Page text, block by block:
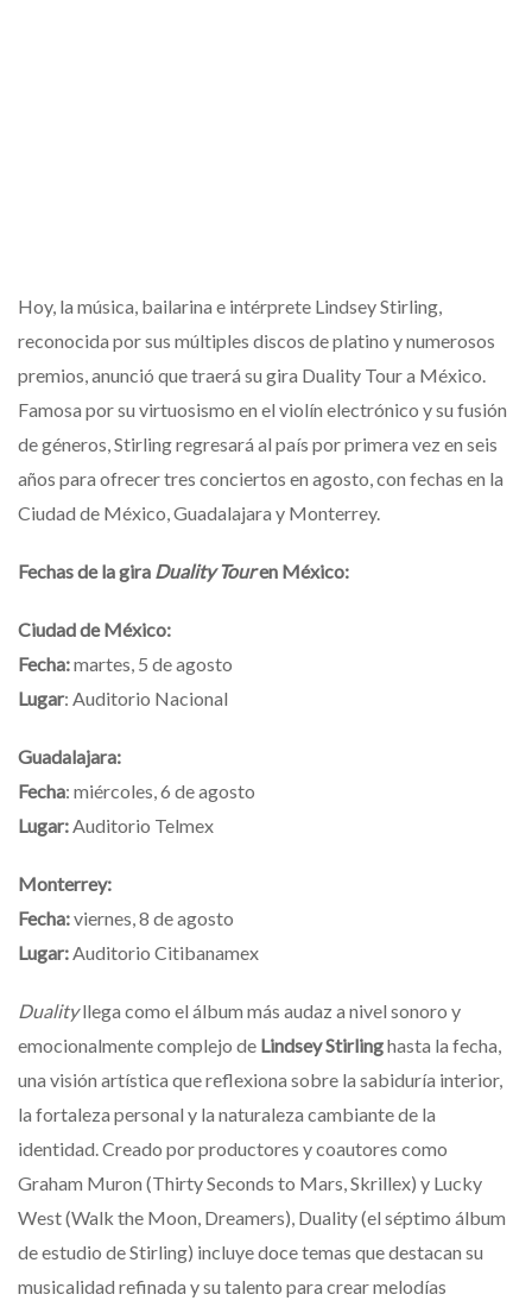
Hoy, la música, bailarina e intérprete Lindsey Stirling,
reconocida por sus múltiples discos de platino y numerosos
premios, anunció que traerá su gira Duality Tour a México.
Famosa por su virtuosismo en el violín electrónico y su fusión
de géneros, Stirling regresará al país por primera vez en seis
años para ofrecer tres conciertos en agosto, con fechas en la
Ciudad de México, Guadalajara y Monterrey.
Fechas de la gira Duality Touren México:
Ciudad de México:
Fecha:martes, 5 de agosto
Lugar: Auditorio Nacional
Guadalajara:
Fecha: miércoles, 6 de agosto
Lugar:Auditorio Telmex
Monterrey:
Fecha:viernes, 8 de agosto
Lugar:Auditorio Citibanamex
Dualityllega como el álbum más audaz a nivel sonoro y
emocionalmente complejo de Lindsey Stirlinghasta la fecha,
una visión artística que reflexiona sobre la sabiduría interior,
la fortaleza personal y la naturaleza cambiante de la
identidad. Creado por productores y coautores como
Graham Muron (Thirty Seconds to Mars, Skrillex) y Lucky
West (Walk the Moon, Dreamers), Duality (el séptimo álbum
de estudio de Stirling) incluye doce temas que destacan su
musicalidad refinada y su talento para crear melodías